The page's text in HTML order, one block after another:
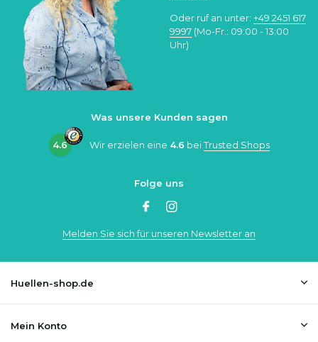
Oder ruf an unter: +49 2451 617
9997 (Mo-Fr.: 09:00 - 13:00
Uhr)
Was unsere Kunden sagen
4.6 Wir erzielen eine 4.6 beiTrusted Shops
Folge uns
Melden Sie sich für unseren Newsletter an
Huellen-shop.de
Mein Konto